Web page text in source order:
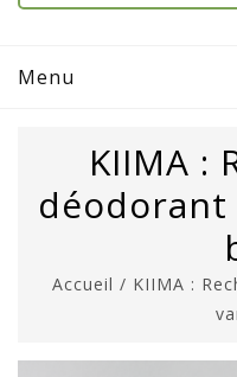
Menu
KIIMA :
déodorant
Accueil / KIIMA :